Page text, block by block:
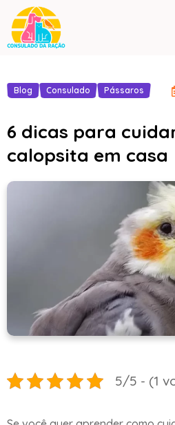
Blog Consulado Pássaros
6 dicas para
calopsita em casa
5/5 - (1